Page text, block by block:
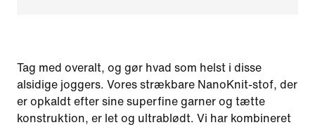
Tag med overalt, og gør hvad som helst i disse
alsidige joggers. Vores strækbare NanoKnit-stof, der
er opkaldt efter sine superfine garner og tætte
konstruktion, er let og ultrablødt. Vi har kombineret